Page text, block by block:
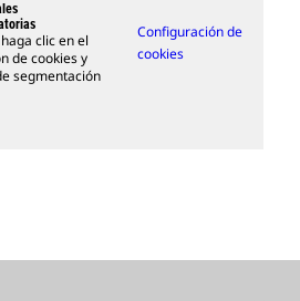
clic en el
de cookies y
segmentación
Configuración de
cookies